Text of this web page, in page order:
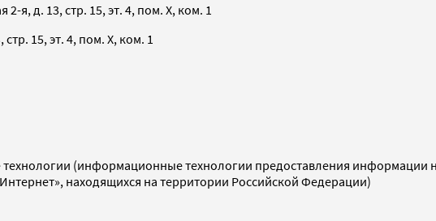
я, д. 13, стр. 15, эт. 4, пом. X, ком. 1
15, эт. 4, пом. X, ком. 1
(информационные технологии предоставления информации
находящихся на территории Российской Федерации)